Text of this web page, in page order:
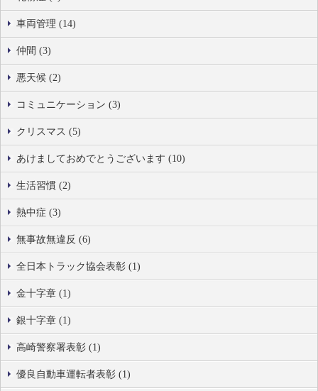
車両管理 (14)
仲間 (3)
悪天候 (2)
コミュニケーション (3)
クリスマス (5)
あけましておめでとうございます (10)
生活習慣 (2)
熱中症 (3)
無事故無違反 (6)
全日本トラック協会表彰 (1)
金十字章 (1)
銀十字章 (1)
高崎警察署表彰 (1)
優良自動車運転者表彰 (1)